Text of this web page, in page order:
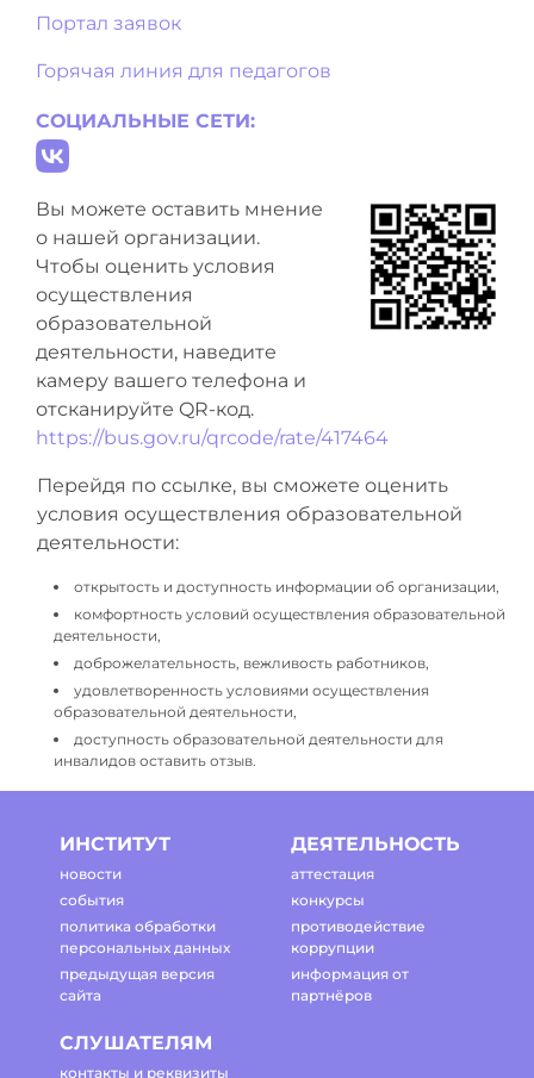
Портал заявок
Горячая линия для педагогов
СОЦИАЛЬНЫЕ СЕТИ:
Вы можете оставить мнение
о нашей организации.
Чтобы оценить условия
осуществления
образовательной
деятельности, наведите
камеру вашего телефона и
отсканируйте QR-код.
https://bus.gov.ru/qrcode/rate/417464
Перейдя по ссылке, вы сможете оценить
условия осуществления образовательной
деятельности:
открытость и доступность информации об организации,
комфортность условий осуществления образовательной
деятельности,
доброжелательность, вежливость работников,
удовлетворенность условиями осуществления
образовательной деятельности,
доступность образовательной деятельности для
инвалидов оставить отзыв.
ИНСТИТУТ
новости
события
политика обработки
персональных данных
предыдущая версия
сайта
ДЕЯТЕЛЬНОСТЬ
аттестация
конкурсы
противодействие
коррупции
информация от
партнёров
СЛУШАТЕЛЯМ
контакты и реквизиты